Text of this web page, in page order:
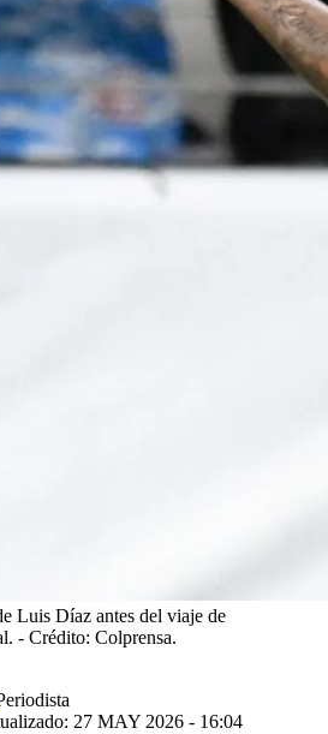
Luis Díaz antes del viaje de
- Crédito: Colprensa.
27 MAY 2026 - 16:04